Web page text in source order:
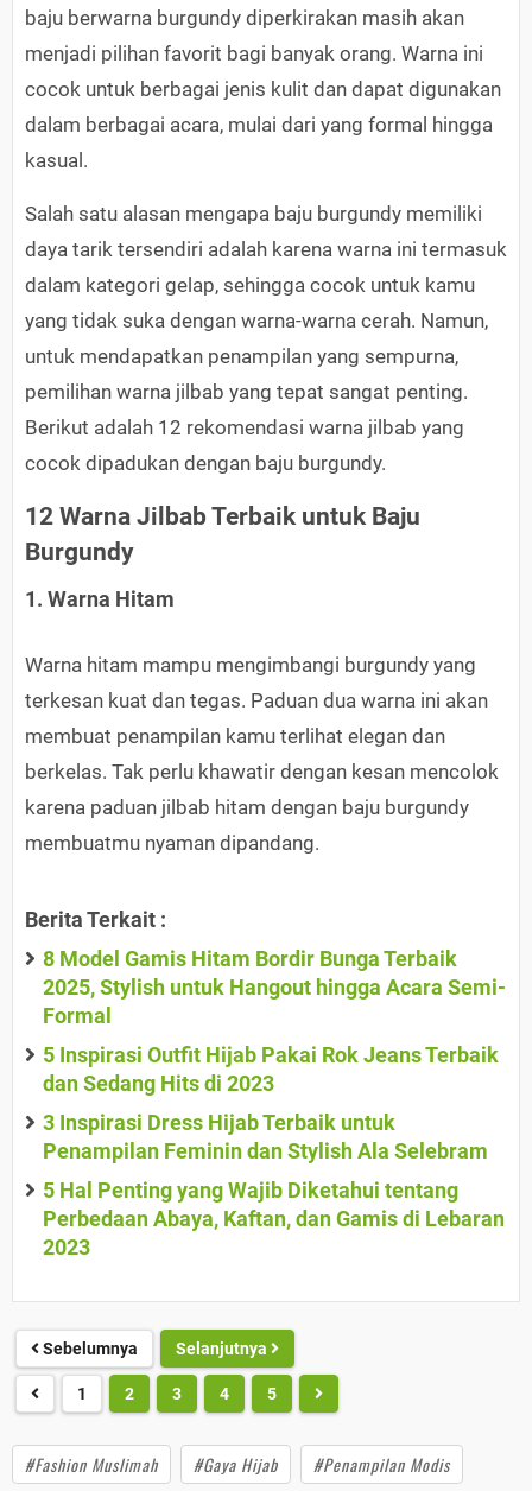
baju berwarna burgundy diperkirakan masih akan
menjadi pilihan favorit bagi banyak orang. Warna ini
cocok untuk berbagai jenis kulit dan dapat digunakan
dalam berbagai acara, mulai dari yang formal hingga
kasual.
Salah satu alasan mengapa baju burgundy memiliki
daya tarik tersendiri adalah karena warna ini termasuk
dalam kategori gelap, sehingga cocok untuk kamu
yang tidak suka dengan warna-warna cerah. Namun,
untuk mendapatkan penampilan yang sempurna,
pemilihan warna jilbab yang tepat sangat penting.
Berikut adalah 12 rekomendasi warna jilbab yang
cocok dipadukan dengan baju burgundy.
12 Warna Jilbab Terbaik untuk Baju
Burgundy
1. Warna Hitam
Warna hitam mampu mengimbangi burgundy yang
terkesan kuat dan tegas. Paduan dua warna ini akan
membuat penampilan kamu terlihat elegan dan
berkelas. Tak perlu khawatir dengan kesan mencolok
karena paduan jilbab hitam dengan baju burgundy
membuatmu nyaman dipandang.
Berita Terkait :
8 Model Gamis Hitam Bordir Bunga Terbaik
2025, Stylish untuk Hangout hingga Acara Semi-
Formal
5 Inspirasi Outfit Hijab Pakai Rok Jeans Terbaik
dan Sedang Hits di 2023
3 Inspirasi Dress Hijab Terbaik untuk
Penampilan Feminin dan Stylish Ala Selebram
5 Hal Penting yang Wajib Diketahui tentang
Perbedaan Abaya, Kaftan, dan Gamis di Lebaran
2023
Sebelumnya Selanjutnya
1 2 3 4 5
#Fashion Muslimah #Gaya Hijab #Penampilan Modis